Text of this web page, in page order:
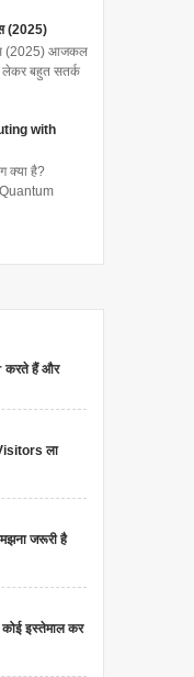
(2025)
(2025) आजकल
लेकर बहुत सतर्क
with
क्या है?
करते हैं और
ला
जरूरी है
इस्तेमाल कर